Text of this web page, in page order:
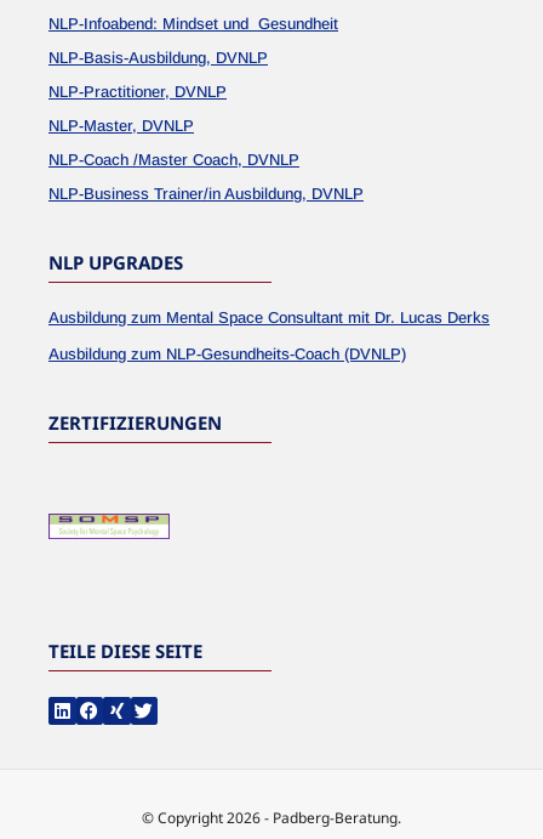
NLP-Infoabend: Mindset und Gesundheit
NLP-Basis-Ausbildung, DVNLP
NLP-Practitioner, DVNLP
NLP-Master, DVNLP
NLP-Coach /Master Coach, DVNLP
NLP-Business Trainer/in Ausbildung, DVNLP
NLP UPGRADES
Ausbildung zum Mental Space Consultant mit Dr. Lucas Derks
Ausbildung zum NLP-Gesundheits-Coach (DVNLP)
ZERTIFIZIERUNGEN
TEILE DIESE SEITE
© Copyright 2026 - Padberg-Beratung.